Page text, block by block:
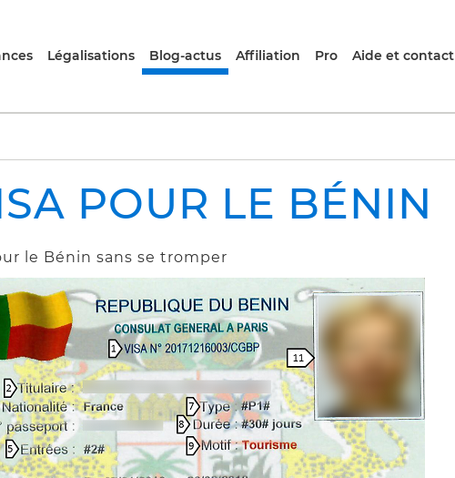
Légalisations Blog-actus Affiliation Pro Aide et contact
POUR LE BÉNIN
le Bénin sans se tromper